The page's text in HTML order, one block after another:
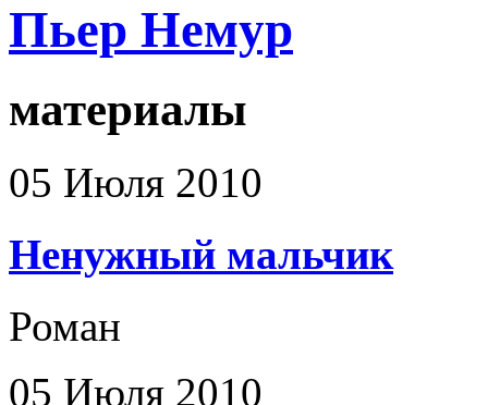
Пьер Немур
материалы
05 Июля 2010
Ненужный мальчик
Роман
05 Июля 2010